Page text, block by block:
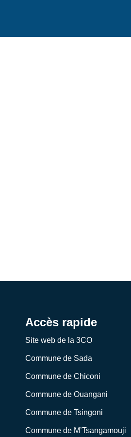
Accès rapide
Site web de la 3CO
Commune de Sada
Commune de Chiconi
Commune de Ouangani
Commune de Tsingoni
Commune de M’Tsangamouji